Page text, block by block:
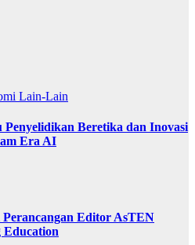
Lain-Lain
Penyelidikan Beretika dan Inovasi
Era AI
Editor AsTEN
Education